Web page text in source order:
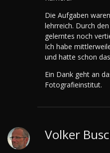
Die Aufgaben
lehrreich. Durch
gelerntes noch
Ich habe
und hatte schon
Ein Dank geht an
Fotografieinstitut.
Volker